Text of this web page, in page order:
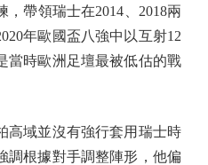
，帶領瑞士在2014、2018兩
年歐國盃八強中以互射12
當時歐洲足壇最被低估的戰
域並沒有強行套用瑞士時
調根據對手調整陣形，他偏